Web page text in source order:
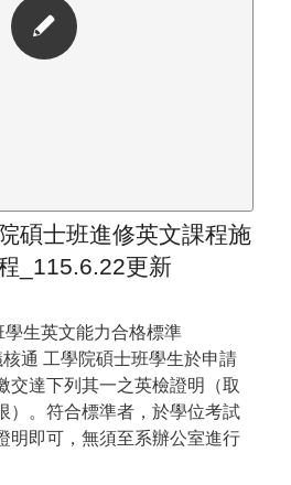
碩士班進修英文課程施
_115.6.22更新
生英文能力合格標準
核通 工學院碩士班學生於申請
交達下列其一之英檢證明（取
）。符合標準者，於學位考試
明即可，無須至系辦公室進行